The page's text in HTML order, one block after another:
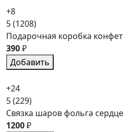
+8
5(1208)
Подарочная коробка конфет
390₽
Добавить
+24
5(229)
Связка шаров фольга сердце
1200₽